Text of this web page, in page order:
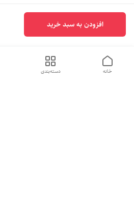
افزودن به سبد خرید
دسته‌بندی خانه